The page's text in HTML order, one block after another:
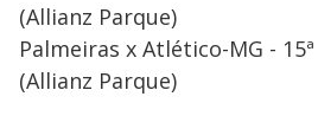
(Allianz Parque)
Palmeiras x Atlético-MG -
(Allianz Parque)